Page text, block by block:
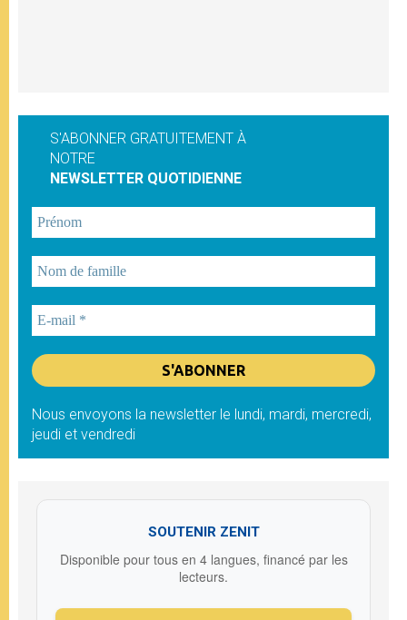
S'ABONNER GRATUITEMENT À
NOTRE
NEWSLETTER QUOTIDIENNE
Nous envoyons la newsletter le lundi, mardi, mercredi,
jeudi et vendredi
SOUTENIR ZENIT
Disponible pour tous en 4 langues, financé par les
lecteurs.